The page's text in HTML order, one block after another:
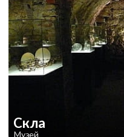
Скла
Музей